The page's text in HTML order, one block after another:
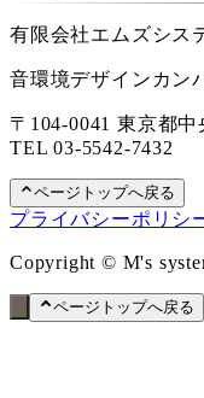
有限会社エムズシス
音環境デザインカン
〒104-0041 東京都
TEL03-5542-7432
ページトップへ戻る
プライバシーポリシ
Copyright © M's
ページトップへ戻る